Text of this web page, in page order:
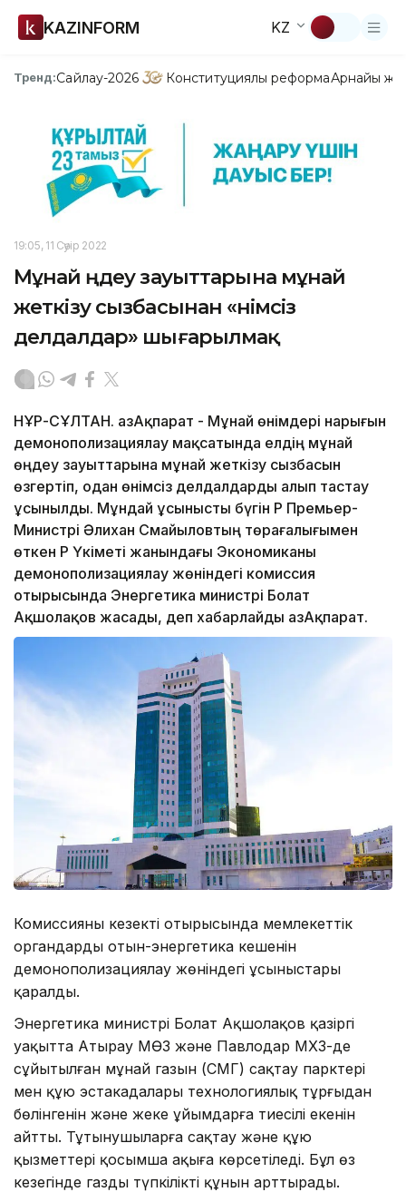
KAZINFORM KZ
Тренд:Сайлау-2026 Конституциялық реформаАрнайы
19:05, 11 Сәуір 2022
Мұнай өңдеу зауыттарына мұнай
жеткізу сызбасынан «өнімсіз
делдалдар» шығарылмақ
НҰР-СҰЛТАН. ҚазАқпарат - Мұнай өнімдері нарығын
демонополизациялау мақсатында елдің мұнай
өңдеу зауыттарына мұнай жеткізу сызбасын
өзгертіп, одан өнімсіз делдалдарды алып тастау
ұсынылды. Мұндай ұсынысты бүгін ҚР Премьер-
Министрі Әлихан Смайыловтың төрағалығымен
өткен ҚР Үкіметі жанындағы Экономиканы
демонополизациялау жөніндегі комиссия
отырысында Энергетика министрі Болат
Ақшолақов жасады, деп хабарлайды ҚазАқпарат.
Комиссияның кезекті отырысында мемлекеттік
органдардың отын-энергетика кешенін
демонополизациялау жөніндегі ұсыныстары
қаралды.
Энергетика министрі Болат Ақшолақов қазіргі
уақытта Атырау МӨЗ және Павлодар МХЗ-де
сұйытылған мұнай газын (СМГ) сақтау парктері
мен құю эстакадалары технологиялық тұрғыдан
бөлінгенін және жеке ұйымдарға тиесілі екенін
айтты. Тұтынушыларға сақтау және құю
қызметтері қосымша ақыға көрсетіледі. Бұл өз
кезегінде газдың түпкілікті құнын арттырады.